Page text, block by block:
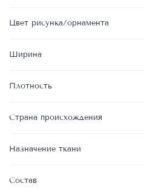
Цвет рисунка/орнамента
Ширина
Плотность
Страна происхождения
Назначение ткани
Состав